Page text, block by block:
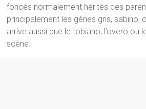
foncés normalement hérités des
principalement les gènes gris, sabino,
arrive aussi que le tobiano, l’overo ou
scène.